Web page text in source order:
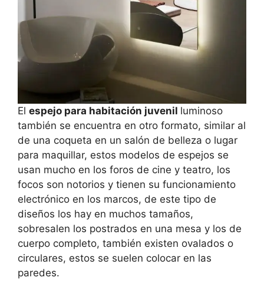
El espejo para habitación juvenil luminoso
también se encuentra en otro formato, similar al
de una coqueta en un salón de belleza o lugar
para maquillar, estos modelos de espejos se
usan mucho en los foros de cine y teatro, los
focos son notorios y tienen su funcionamiento
electrónico en los marcos, de este tipo de
diseños los hay en muchos tamaños,
sobresalen los postrados en una mesa y los de
cuerpo completo, también existen ovalados o
circulares, estos se suelen colocar en las
paredes.